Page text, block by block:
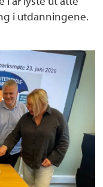
i utdanningene.